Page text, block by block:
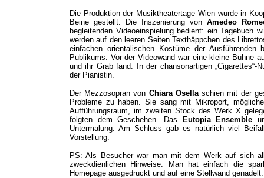
Die Produktion der Musiktheatertage Wien wurde in
Beine gestellt. Die Inszenierung vonAmedeo
begleitenden Videoeinspielung bedient: ein Tagebuch
werden auf den leeren Seiten Texthäppchen des
einfachen orientalischen Kostüme der Ausführenden
Publikums. Vor der Videowand war eine kleine Bühne
und ihr Grab fand. In der chansonartigen
der Pianistin.
Der Mezzosopran von Chiara Osellaschien mit der
Probleme zu haben. Sie sang mit Mikroport,
Aufführungsraum, im zweiten Stock des Werk X
folgten dem Geschehen. Das
Eutopia Ensemble
Untermalung.Am Schluss gab es natürlich viel
Vorstellung.
PS: Als Besucher war man mit dem Werk auf sich
zweckdienlichen Hinweise. Man hat einfach die
Homepage ausgedruckt und auf eine Stellwand genadelt.